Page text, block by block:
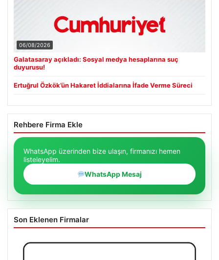
06/08/2026
Galatasaray açıkladı: Sosyal medya hesaplarına suç
duyurusu!
Ertuğrul Özkök’ün Hakaret İddialarına İfade Verme Süreci
Rehbere Firma Ekle
WhatsApp üzerinden bize ulaşın, firmanızı hemen
listeleyelim.
WhatsApp Mesaj
Son Eklenen Firmalar